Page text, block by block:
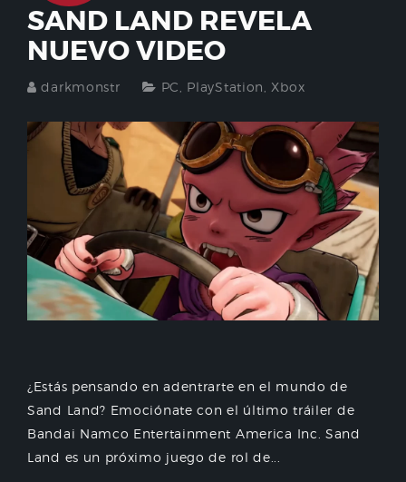
SAND LAND REVELA
NUEVO VIDEO
darkmonstr PC, PlayStation,Xbox
¿Estás pensando en adentrarte en el mundo de
Sand Land? Emociónate con el último tráiler de
Bandai Namco Entertainment America Inc. Sand
Land es un próximo juego de rol de...